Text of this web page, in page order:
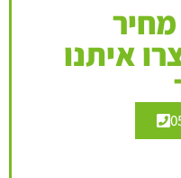
איתנו